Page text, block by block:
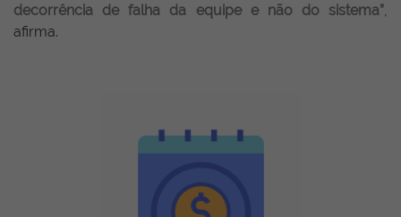
decorrência de falha da equipe e não do sistema”,
afirma.